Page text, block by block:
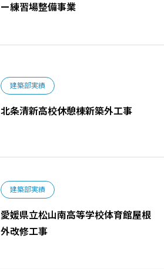
ー練習場整備事業
建築部実績
北条清新高校休憩棟新築外工事
建築部実績
愛媛県立松山南高等学校体育館屋根
外改修工事